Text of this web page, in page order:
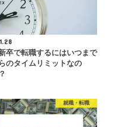
卒で転職するにはいつまで
のタイムリミットなの
就職・転職